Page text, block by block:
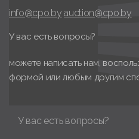
info@cpo.by auction@cpo.by
У вас есть вопросы?
можете написать нам,
формой или любым другим
У вас есть вопросы?